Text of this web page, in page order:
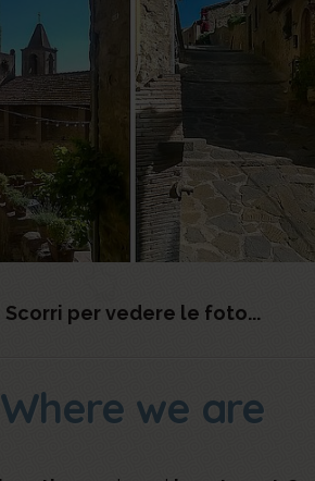
Scorri per vedere le foto...
Where we are